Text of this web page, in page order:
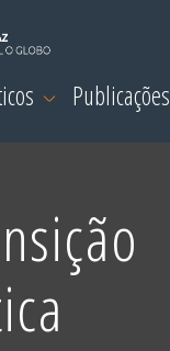
Publicações